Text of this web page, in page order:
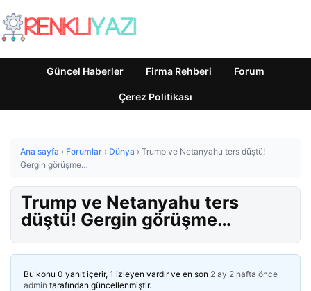
Güncel Haberler Firma Rehberi Forum
Çerez Politikası
Ana sayfa › Forumlar › Dünya › Trump ve Netanyahu ters düştü!
Gergin görüşme…
Trump ve Netanyahu ters
düştü! Gergin görüşme…
Bu konu 0 yanıt içerir, 1 izleyen vardır ve en son 2 ay 2 hafta önce
admin tarafından güncellenmiştir.